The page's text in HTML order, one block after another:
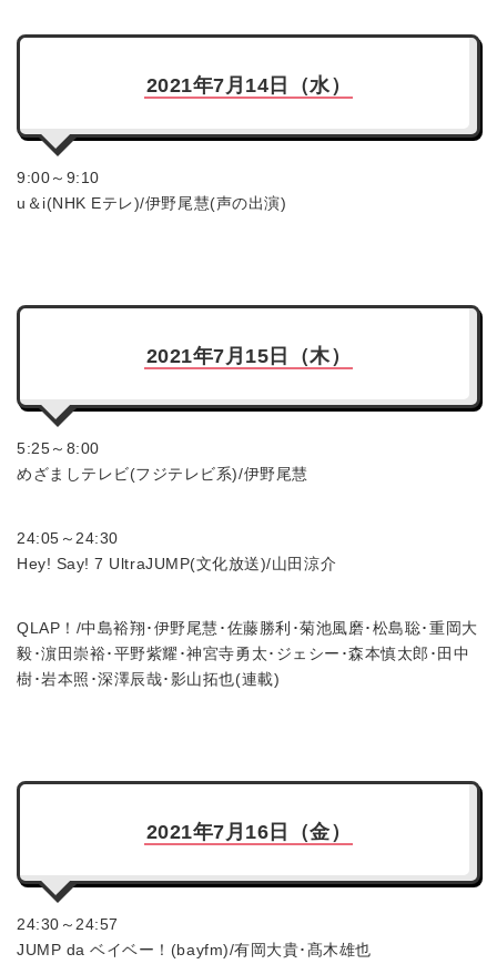
2021年7月14日（水）
9:00～9:10
u＆i(NHK Eテレ)/伊野尾慧(声の出演)
2021年7月15日（木）
5:25～8:00
めざましテレビ(フジテレビ系)/伊野尾慧
24:05～24:30
Hey! Say! 7 UltraJUMP(文化放送)/山田涼介
QLAP！/中島裕翔･伊野尾慧･佐藤勝利･菊池風磨･松島聡･重岡大
毅･濵田崇裕･平野紫耀･神宮寺勇太･ジェシー･森本慎太郎･田中
樹･岩本照･深澤辰哉･影山拓也(連載)
2021年7月16日（金）
24:30～24:57
JUMP da ベイベー！(bayfm)/有岡大貴･髙木雄也